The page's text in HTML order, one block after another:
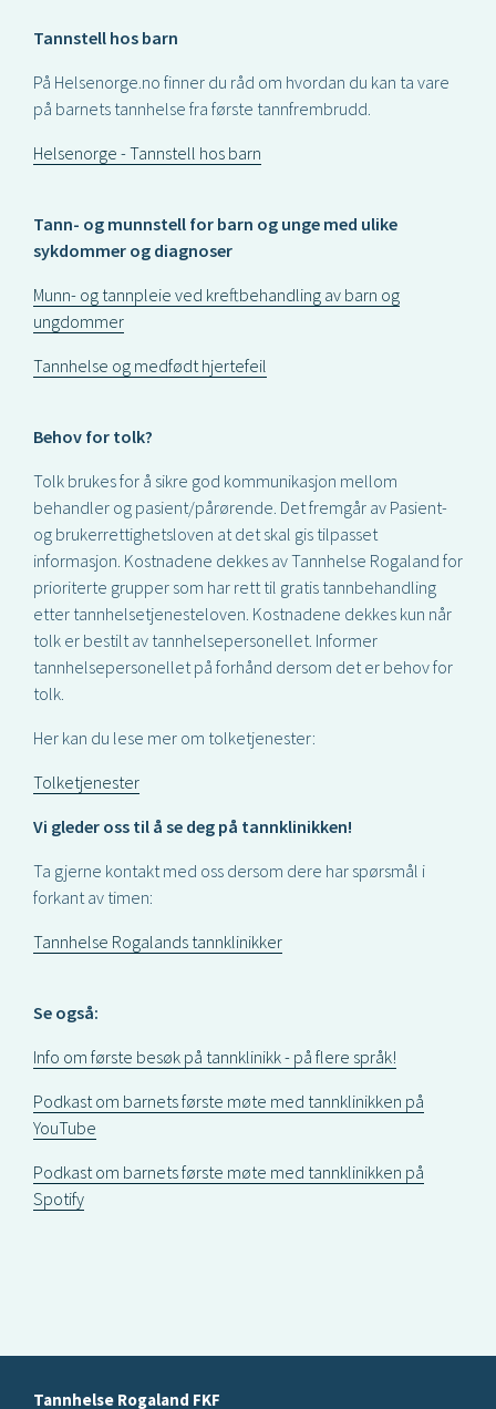
Tannstell hos barn
På Helsenorge.no finner du råd om hvordan du kan ta vare
på barnets tannhelse fra første tannfrembrudd.
Helsenorge - Tannstell hos barn
Tann- og munnstell for barn og unge med ulike
sykdommer og diagnoser
Munn- og tannpleie ved kreftbehandling av barn og
ungdommer
Tannhelse og medfødt hjertefeil
Behov for tolk?
Tolk brukes for å sikre god kommunikasjon mellom
behandler og pasient/pårørende. Det fremgår av Pasient-
og brukerrettighetsloven at det skal gis tilpasset
informasjon. Kostnadene dekkes av Tannhelse Rogaland for
prioriterte grupper som har rett til gratis tannbehandling
etter tannhelsetjenesteloven. Kostnadene dekkes kun når
tolk er bestilt av tannhelsepersonellet. Informer
tannhelsepersonellet på forhånd dersom det er behov for
tolk.
Her kan du lese mer om tolketjenester:
Tolketjenester
Vi gleder oss til å se deg på tannklinikken!
Ta gjerne kontakt med oss dersom dere har spørsmål i
forkant av timen:
Tannhelse Rogalands tannklinikker
Se også:
Info om første besøk på tannklinikk - på flere språk!
Podkast om barnets første møte med tannklinikken på
YouTube
Podkast om barnets første møte med tannklinikken på
Spotify
Tannhelse Rogaland FKF